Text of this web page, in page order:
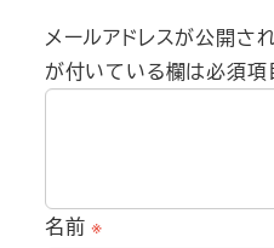
メールアドレスが公開さ
が付いている欄は必須項
名前※